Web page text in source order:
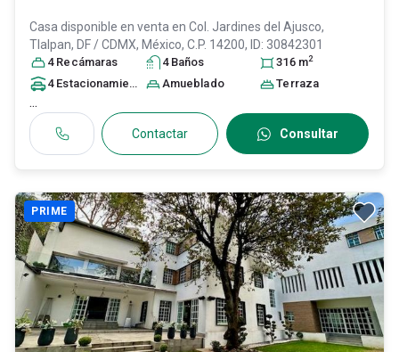
Casa disponible en venta en Col. Jardines del Ajusco,
Tlalpan, DF / CDMX, México, C.P. 14200, ID: 30842301
4 Recámaras 4 Baños 316 m2
4 Estacionamiento s Amueblado Terraza
...
Contactar Consultar
PRIME